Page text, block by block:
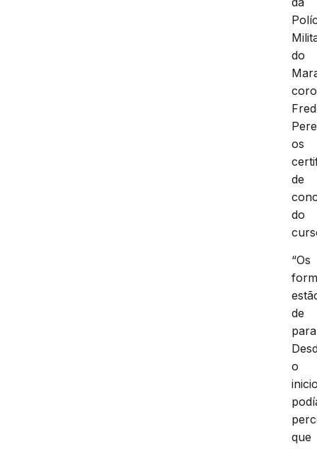
do
os
de
do
“Os
de
o
que